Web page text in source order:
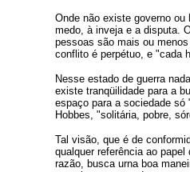
Onde não existe governo
medo, à inveja e a disputa.
pessoas são mais ou
conflito é perpétuo, e "cada
Nesse estado de guerra
existe tranqüilidade para a
espaço para a sociedade
Hobbes, "solitária, pobre,
Tal visão, que é de
qualquer referência ao
razão, busca urna boa